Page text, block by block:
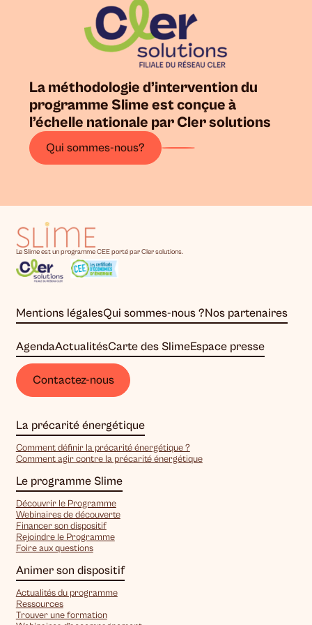
La méthodologie d’intervention du
programme Slime est conçue à
l’échelle nationale par Cler solutions
Qui sommes-nous?
Le Slime est un programme CEE porté par Cler solutions.
Mentions légalesQui sommes-nous ?Nos partenaires
AgendaActualitésCarte des SlimeEspace presse
Contactez-nous
La précarité énergétique
Comment définir la précarité énergétique ?
Comment agir contre la précarité énergétique
Le programme Slime
Découvrir le Programme
Webinaires de découverte
Financer son dispositif
Rejoindre le Programme
Foire aux questions
Animer son dispositif
Actualités du programme
Ressources
Trouver une formation